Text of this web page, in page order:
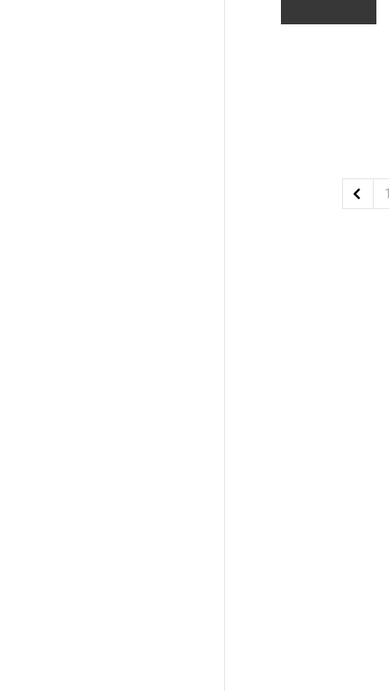
1